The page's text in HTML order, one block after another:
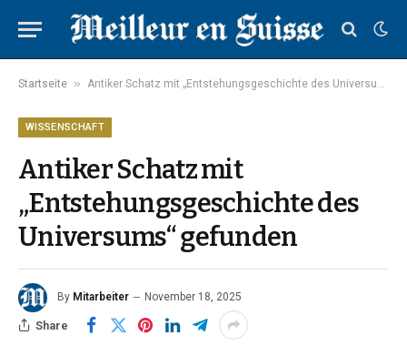
Startseite » Antiker Schatz mit „Entstehungsgeschichte des Universums“ gefunden
WISSENSCHAFT
Antiker Schatz mit
„Entstehungsgeschichte des
Universums“ gefunden
By Mitarbeiter November 18, 2025
Share